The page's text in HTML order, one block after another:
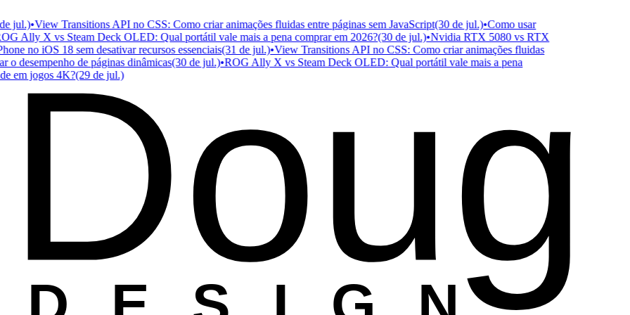
•View Transitions API no CSS: Como criar animações fluidas entre páginas sem JavaScript(30 de jul.)•Como usar
Ally X vs Steam Deck OLED: Qual portátil vale mais a pena comprar em 2026?(30 de jul.)•Nvidia RTX 5080 vs RTX
no iOS 18 sem desativar recursos essenciais(31 de jul.)•View Transitions API no CSS: Como criar animações fluidas
de páginas dinâmicas(30 de jul.)•ROG Ally X vs Steam Deck OLED: Qual portátil vale mais a pena
jogos 4K?(29 de jul.)
Doug